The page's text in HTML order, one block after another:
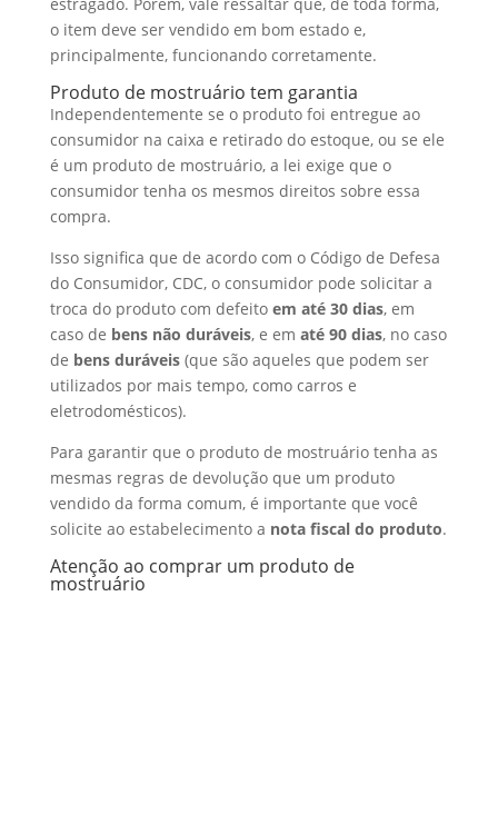
o item deve ser vendido em bom estado e,
principalmente, funcionando corretamente.
Produto de mostruário tem garantia
Independentemente se o produto foi entregue ao
consumidor na caixa e retirado do estoque, ou se ele
é um produto de mostruário, a lei exige que o
consumidor tenha os mesmos direitos sobre essa
compra.
Isso significa que de acordo com o Código de Defesa
do Consumidor, CDC, o consumidor pode solicitar a
troca do produto com defeito em até 30 dias, em
caso de bens não duráveis, e em até 90 dias, no caso
de bens duráveis (que são aqueles que podem ser
utilizados por mais tempo, como carros e
eletrodomésticos).
Para garantir que o produto de mostruário tenha as
mesmas regras de devolução que um produto
vendido da forma comum, é importante que você
solicite ao estabelecimento a nota fiscal do produto.
Atenção ao comprar um produto de
mostruário